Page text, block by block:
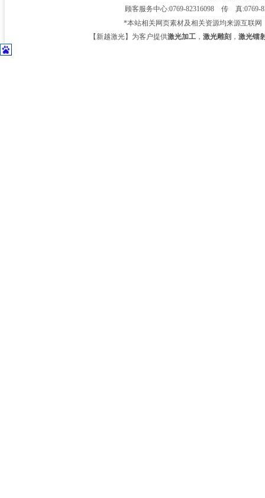
顾客服务中心:0769-82316098 传 真:0769-
*本站相关网页素材及相关资源均来源互联
【新越激光】为客户提供激光加工 ， 激光雕刻 ， 激光镭